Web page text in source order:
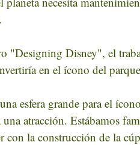
"Designing Disney", el
en el ícono del
esfera grande para el
atracción. Estábamos
la construcción de la